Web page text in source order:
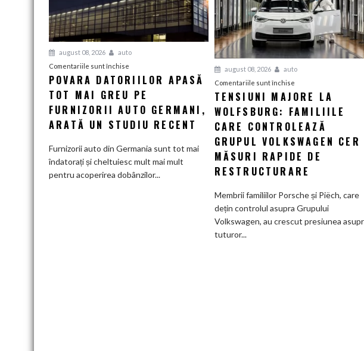
august 08, 2026
auto
Comentariile sunt închise
Povara
datoriilor
apasă
mai
furnizorii
POVARA DATORIILOR APASĂ
TOT MAI GREU PE
FURNIZORII AUTO GERMANI,
ARATĂ UN STUDIU RECENT
Furnizorii auto din Germania sunt tot mai
îndatorați și cheltuiesc mult mai mult
pentru acoperirea dobânzilor...
august 08, 2026
auto
Comentariile sunt închisepentru
Tensiuni
majore
la
Familiile
care
controlează
Volkswagen
cer
măsuri
TENSIUNI MAJORE LA
WOLFSBURG: FAMILIILE
CARE CONTROLEAZĂ
GRUPUL VOLKSWAGEN CER
MĂSURI RAPIDE DE
RESTRUCTURARE
Membrii familiilor Porsche și Piëch, care
dețin controlul asupra Grupului
Volkswagen, au crescut presiunea
tuturor...